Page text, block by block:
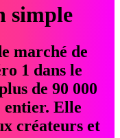
simple
marché de
1 dans le
de 90 000
entier. Elle
créateurs et